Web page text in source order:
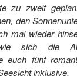
zu zweit
den
mal wieder
sich die
euch fünf
inklusive.